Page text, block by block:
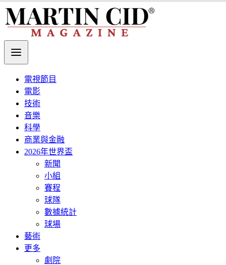
電視節目
電影
技術
音樂
科學
商業與金融
2026年世界盃
新聞
小組
賽程
球隊
數據統計
球場
藝術
更多
劇院